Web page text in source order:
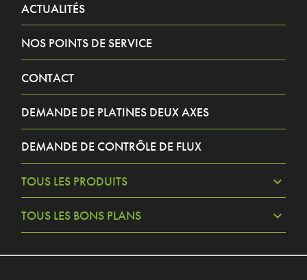
ACTUALITÉS
NOS POINTS DE SERVICE
CONTACT
DEMANDE DE PLATINES DEUX AXES
DEMANDE DE CONTRÔLE DE FLUX
TOUS LES PRODUITS
TOUS LES BONS PLANS